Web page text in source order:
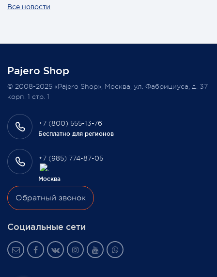
Всегда Ваш, Pajero Shop
3 февраля 2022
Все новости
Pajero Shop
+7 (800) 555-13-76
Бесплатно для регионов
+7 (985) 774-87-05
Москва
Обратный звонок
Социальные сети
© 2008-2025 «Pajero Shop», Москва, ул. Фабрициуса, д. 37
корп. 1 стр. 1